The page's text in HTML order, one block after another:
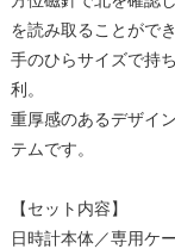
を読み取ることができ
手のひらサイズで持
利。
重厚感のあるデザイ
テムです。
【セット内容】
日時計本体／専用ケ